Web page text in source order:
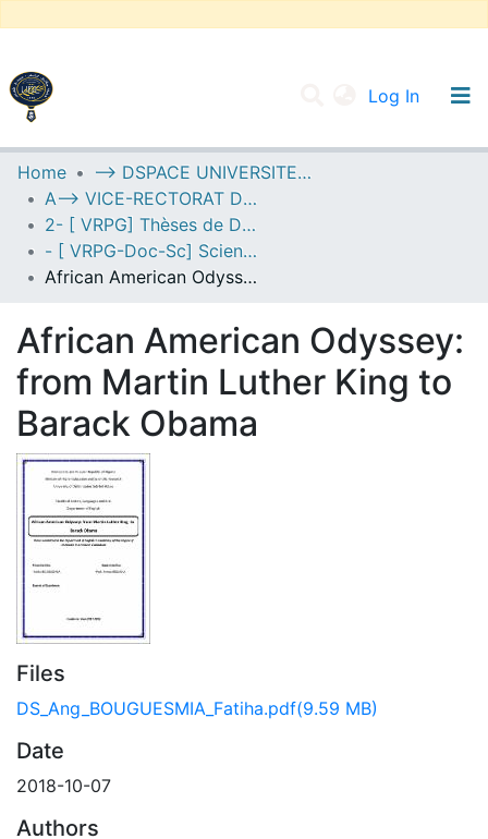
Log In
UNIVERSITY OF D.L SIDI BEL ABBES
Communities & Collections
All of DSpace
Statistics
Home
--> DSPACE UNIVERSITE DJILALLI LIABES DE SIDI BEL ABBES
A--> VICE-RECTORAT DE LA POST-GRADUATION
2- [ VRPG] Thèses de Doctorat en Sciences
- [ VRPG-Doc-Sc] Sciences humaines et sociales --- علوم إنسانية واجتماعية
African American Odyssey: from Martin Luther King to Barack Obama
African American Odyssey:
from Martin Luther King to
Barack Obama
Files
DS_Ang_BOUGUESMIA_Fatiha.pdf(9.59 MB)
Date
2018-10-07
Authors